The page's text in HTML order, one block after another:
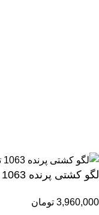
لگو کشتی پرنده 1063 تکه 37401
3,960,000 تومان